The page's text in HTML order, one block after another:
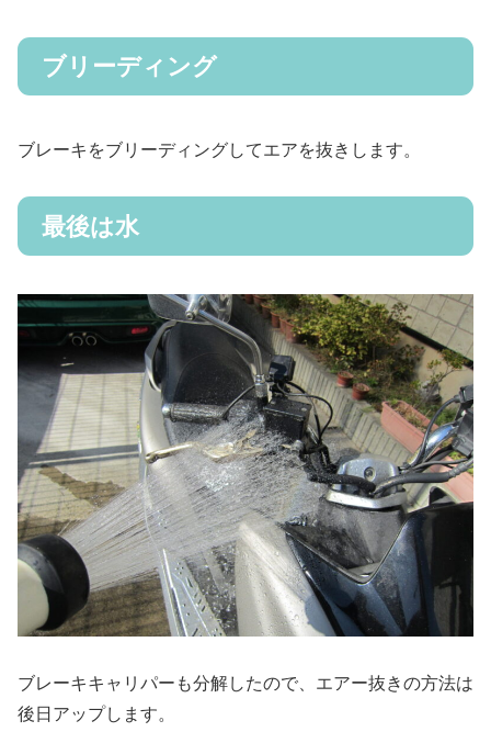
ブリーディング
ブレーキをブリーディングしてエアを抜きします。
最後は水
ブレーキキャリパーも分解したので、エアー抜きの方法は
後日アップします。